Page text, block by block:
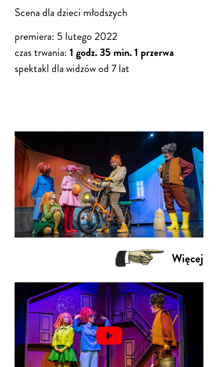
Scena dla dzieci młodszych
premiera: 5 lutego 2022
czas trwania: 1 godz. 35 min. 1 przerwa
spektakl dla widzów od 7 lat
Więcej